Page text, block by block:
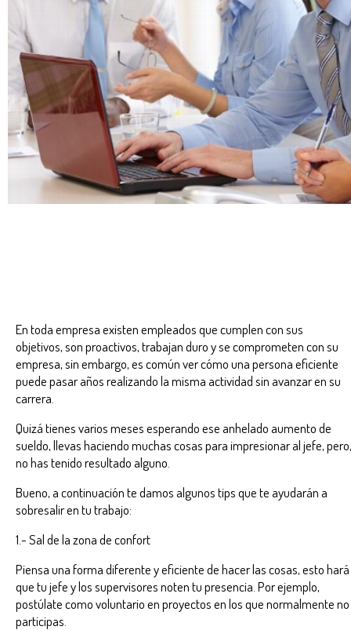
En toda empresa existen empleados que cumplen con sus
objetivos, son proactivos, trabajan duro y se comprometen con su
empresa, sin embargo, es común ver cómo una persona eficiente
puede pasar años realizando la misma actividad sin avanzar en su
carrera.
Quizá tienes varios meses esperando ese anhelado aumento de
sueldo, llevas haciendo muchas cosas para impresionar al jefe, pero,
no has tenido resultado alguno.
Bueno, a continuación te damos algunos tips que te ayudarán a
sobresalir en tu trabajo:
1.- Sal de la zona de confort
Piensa una forma diferente y eficiente de hacer las cosas, esto hará
que tu jefe y los supervisores noten tu presencia. Por ejemplo,
postúlate como voluntario en proyectos en los que normalmente no
participas.